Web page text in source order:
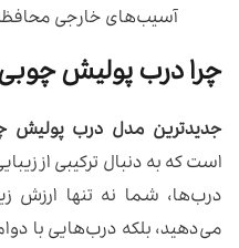
آسیب‌های خارجی
چرا درب پولیش
جدیدترین مدل درب پولیش
است که به دنبال ترکیبی از
درب‌ها، شما نه تنها ارزش
می‌دهید، بلکه درب‌هایی با